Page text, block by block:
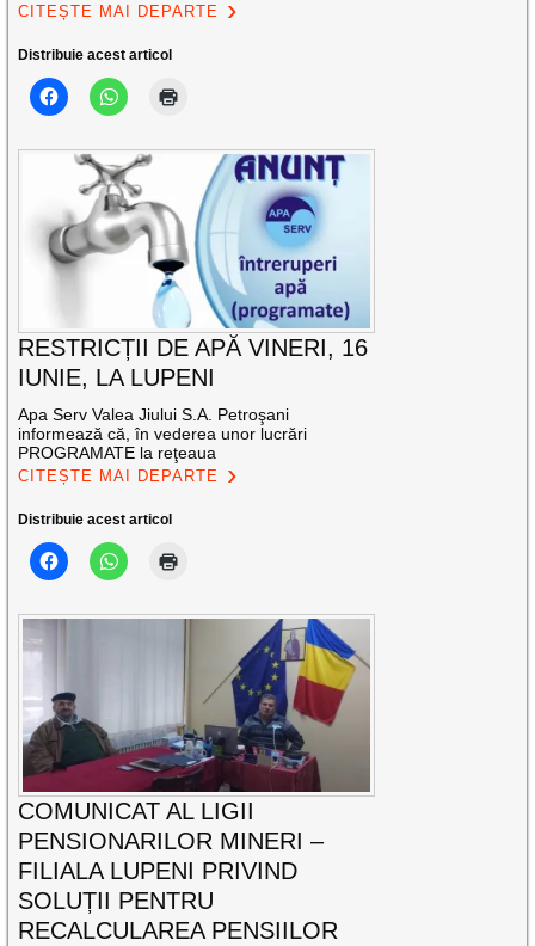
CITEȘTE MAI DEPARTE
Distribuie acest articol
RESTRICȚII DE APĂ VINERI, 16
IUNIE, LA LUPENI
Apa Serv Valea Jiului S.A. Petroşani
informează că, în vederea unor lucrări
PROGRAMATE la reţeaua
CITEȘTE MAI DEPARTE
Distribuie acest articol
COMUNICAT AL LIGII
PENSIONARILOR MINERI –
FILIALA LUPENI PRIVIND
SOLUȚII PENTRU
RECALCULAREA PENSIILOR